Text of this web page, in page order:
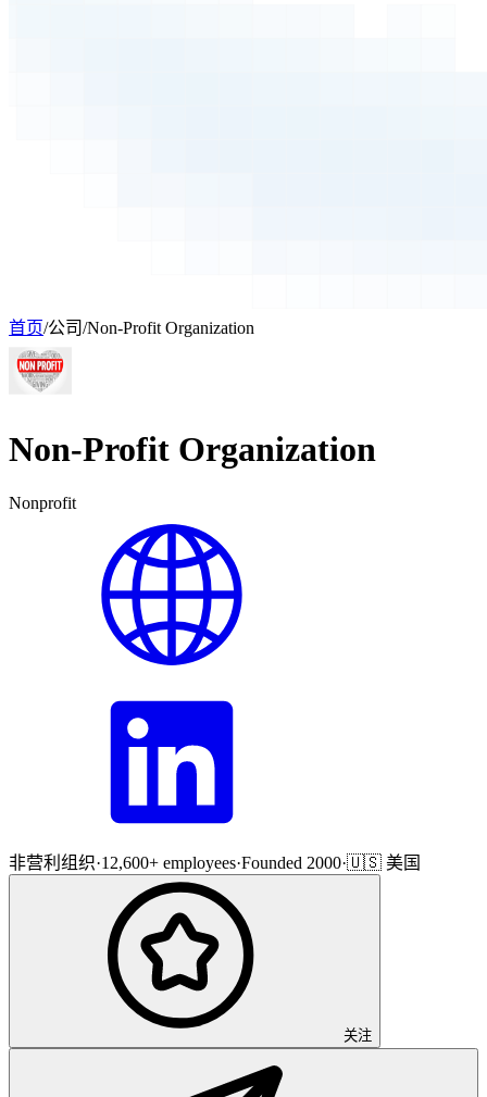
首页/公司/Non-Profit Organization
Non-Profit Organization
Nonprofit
非营利组织·12,600+ employees·Founded 2000·🇺🇸 美国
关注